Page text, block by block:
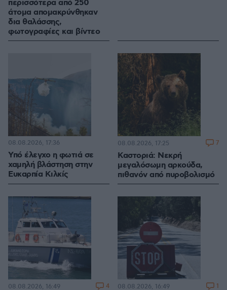
περισσότερα από 250
άτομα απομακρύνθηκαν
δια θαλάσσης,
φωτογραφίες και βίντεο
Υπό έλεγχο η φωτιά σε
χαμηλή βλάστηση στην
Ευκαρπία Κιλκίς
08.08.2026, 17:36
Καστοριά: Νεκρή
μεγαλόσωμη αρκούδα,
πιθανόν από πυροβολισμό
08.08.2026, 17:25 7
08.08.2026, 16:49 4 08.08.2026, 16:49 1